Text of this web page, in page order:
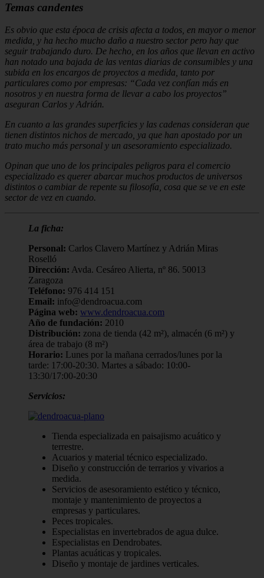
Temas candentes
Es obvio que esta época de crisis afecta a todos, en mayor o menor
medida, y ha hecho mucho daño a nuestro sector pero hay que
seguir trabajando duro. De hecho, en los años que llevan en activo
han notado una bajada de las ventas dia­rias de consumibles y una
subida en los encargos de proyectos a medida, tanto por
particulares como por empresas: “Cada vez confían más en
nosotros y en nuestra forma de llevar a cabo los proyectos”
aseguran Carlos y Adrián.
En cuanto a las grandes superficies y las cadenas consideran que
tienen distintos nichos de mercado, ya que han apostado por un
trato mucho más personal y un asesoramiento especializado.
Opinan que uno de los principales peligros para el comercio
especializado es que­rer abarcar muchos productos de universos
distintos o cambiar de repente su filo­sofía, cosa que se ve en este
sector de vez en cuando.
La ficha:
Personal: Carlos Clavero Martínez y Adrián Miras
Roselló
Dirección: Avda. Cesáreo Alierta, nº 86. 50013
Zaragoza
Teléfono: 976 414 151
Email: info@dendroacua.com
Página web: www.dendroacua.com
Año de fundación: 2010
Distribución: zona de tienda (42 m²), almacén (6 m²) y
área de trabajo (8 m²)
Horario: Lunes por la mañana cerrados/lunes por la
tarde: 17:00-20:30. Martes a sábado: 10:00-
13:30/17:00-20:30
Servicios:
Tienda especializada en paisajismo acuático y
terrestre.
Acuarios y material técnico especializado.
Diseño y construcción de terrarios y vivarios a
medida.
Servicios de asesoramiento estético y técnico,
montaje y mantenimiento de proyectos a
empresas y particulares.
Peces tropicales.
Especialistas en invertebrados de agua dulce.
Especialistas en Dendrobates.
Plantas acuáticas y tropicales.
Diseño y montaje de jardines verticales.